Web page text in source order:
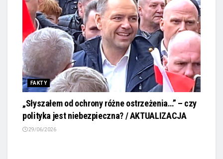
FAKTY
„Słyszałem od ochrony różne ostrzeżenia…” – czy
polityka jest niebezpieczna? / AKTUALIZACJA
29/06/2026